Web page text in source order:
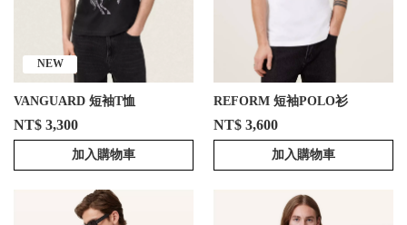
NEW
VANGUARD 短袖T恤
NT$ 3,300
加入購物車
REFORM 短袖POLO衫
NT$ 3,600
加入購物車